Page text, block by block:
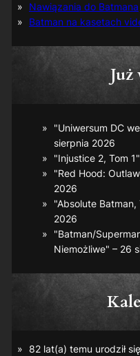
Nawiązania do Batmana
Batman na kasetach
"Uniwersum DC
sierpnia 2026
"Injustice 2, Tom
"Red Hood:
2026
"Absolute Batman,
2026
"Batman/
Niemożliwe" – 26
82 lat(a) temu urodził